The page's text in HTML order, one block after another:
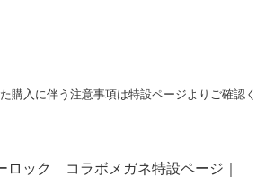
購入に伴う注意事項は特設ページよりご確認く
ロック コラボメガネ特設ページ｜